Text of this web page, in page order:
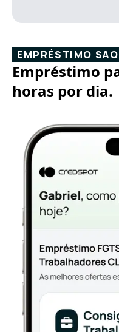
EMPRÉSTIMO
Empréstimo
horas por dia.